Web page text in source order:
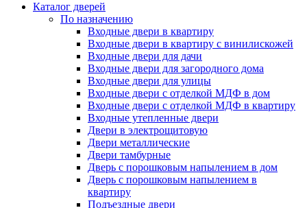
Каталог дверей
По назначению
Входные двери в квартиру
Входные двери в квартиру с винилискожей
Входные двери для дачи
Входные двери для загородного дома
Входные двери для улицы
Входные двери с отделкой МДФ в дом
Входные двери с отделкой МДФ в квартиру
Входные утепленные двери
Двери в электрощитовую
Двери металлические
Двери тамбурные
Дверь с порошковым напылением в дом
Дверь с порошковым напылением в
квартиру
Подъездные двери